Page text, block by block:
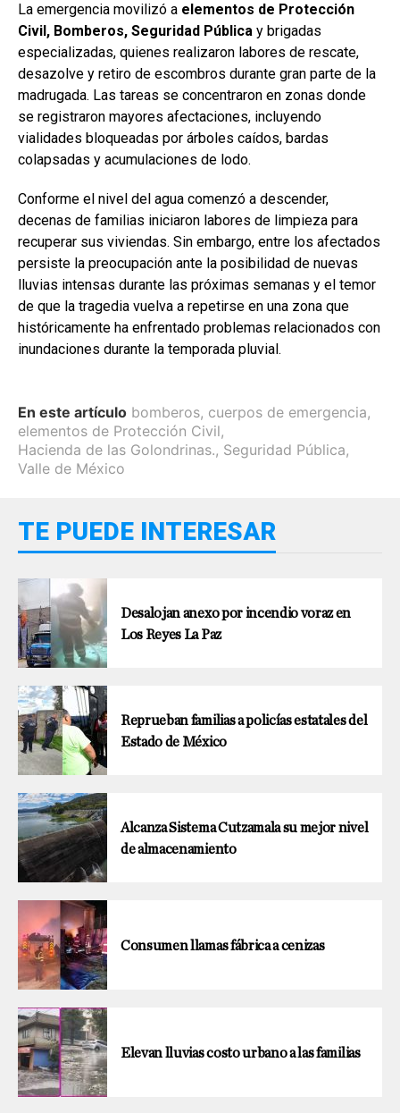
La emergencia movilizó a elementos de Protección
Civil, Bomberos, Seguridad Pública y brigadas
especializadas, quienes realizaron labores de rescate,
desazolve y retiro de escombros durante gran parte de la
madrugada. Las tareas se concentraron en zonas donde
se registraron mayores afectaciones, incluyendo
vialidades bloqueadas por árboles caídos, bardas
colapsadas y acumulaciones de lodo.
Conforme el nivel del agua comenzó a descender,
decenas de familias iniciaron labores de limpieza para
recuperar sus viviendas. Sin embargo, entre los afectados
persiste la preocupación ante la posibilidad de nuevas
lluvias intensas durante las próximas semanas y el temor
de que la tragedia vuelva a repetirse en una zona que
históricamente ha enfrentado problemas relacionados con
inundaciones durante la temporada pluvial.
En este artículo bomberos, cuerpos de emergencia,
elementos de Protección Civil,
Hacienda de las Golondrinas., Seguridad Pública,
Valle de México
TE PUEDE INTERESAR
Desalojan anexo por incendio voraz en
Los Reyes La Paz
Reprueban familias a policías estatales del
Estado de México
Alcanza Sistema Cutzamala su mejor nivel
de almacenamiento
Consumen llamas fábrica a cenizas
Elevan lluvias costo urbano a las familias